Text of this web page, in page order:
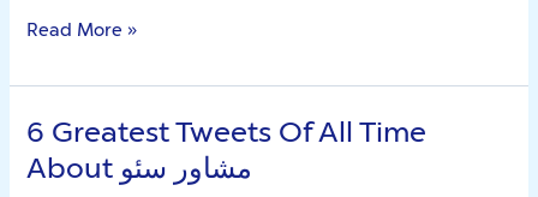
Read More »
6 Greatest Tweets Of All Time
About مشاور سئو
6
Greatest
Tweets